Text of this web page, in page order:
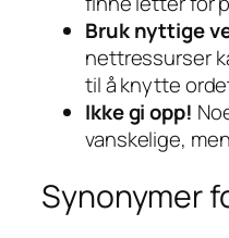
Bruk nyttige
nettressurser
til å knytte
Ikke gi opp!
vanskelige,
Synonymer